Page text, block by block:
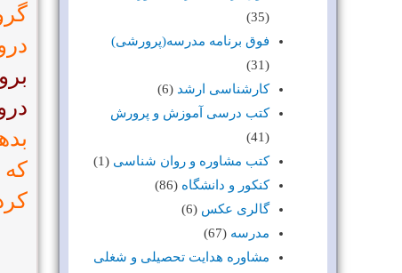
(35)
فوق برنامه مدرسه(پرورشی)
(31)
کارشناسی ارشد (6)
کتب درسی آموزش و پرورش
(41)
کتب مشاوره و روان شناسی (1)
کنکور و دانشگاه (86)
گالری عکس (6)
مدرسه (67)
مشاوره هدایت تحصیلی و شغلی